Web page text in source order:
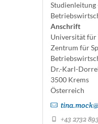
Studienleitung
Anschrift
Universität
Zentrum für
Dr.-Karl-
3500 Krems
Österreich
+43 2732